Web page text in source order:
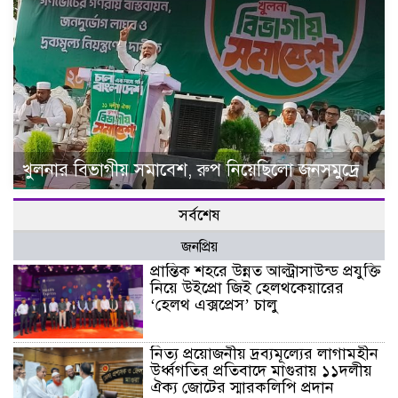
খুলনার বিভাগীয় সমাবেশ, রুপ নিয়েছিলো জনসমুদ্রে
সর্বশেষ
জনপ্রিয়
প্রান্তিক শহরে উন্নত আল্ট্রাসাউন্ড প্রযুক্তি
নিয়ে উইপ্রো জিই হেলথকেয়ারের
‘হেলথ এক্সপ্রেস’ চালু
নিত্য প্রয়োজনীয় দ্রব্যমূল্যের লাগামহীন
উর্ধ্বগতির প্রতিবাদে মাগুরায় ১১দলীয়
ঐক্য জোটের স্মারকলিপি প্রদান